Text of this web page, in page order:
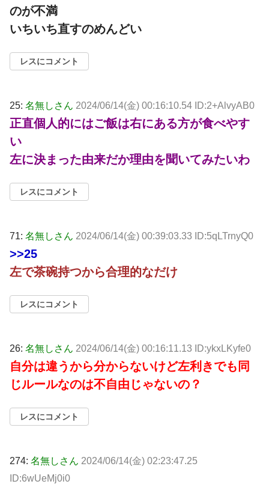
のが不満
いちいち直すのめんどい
レスにコメント
25: 名無しさん 2024/06/14(金) 00:16:10.54 ID:2+AlvyAB0
正直個人的にはご飯は右にある方が食べやす
い
左に決まった由来だか理由を聞いてみたいわ
レスにコメント
71: 名無しさん 2024/06/14(金) 00:39:03.33 ID:5qLTrnyQ0
>>25
左で茶碗持つから合理的なだけ
レスにコメント
26: 名無しさん 2024/06/14(金) 00:16:11.13 ID:ykxLKyfe0
自分は違うから分からないけど左利きでも同
じルールなのは不自由じゃないの？
レスにコメント
274: 名無しさん 2024/06/14(金) 02:23:47.25
ID:6wUeMj0i0